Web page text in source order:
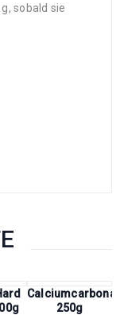
sobald sie
Calciumcarbonat
250g